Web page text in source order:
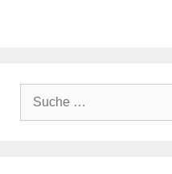
Suche